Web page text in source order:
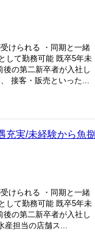
けられる ・同期と一緒
して勤務可能 既卒5年未
の第二新卒者が入社し
接客・販売といった...
充実/未経験から魚捌
けられる ・同期と一緒
して勤務可能 既卒5年未
の第二新卒者が入社し
産担当の店舗ス...